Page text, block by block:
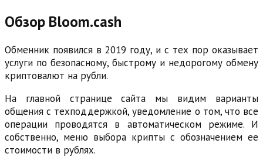
Обзор Bloom.cash
Обменник появился в 2019 году, и с тех пор оказывает
услуги по безопасному, быстрому и недорогому обмену
криптовалют на рубли.
На главной странице сайта мы видим варианты
общения с техподдержкой, уведомление о том, что все
операции проводятся в автоматическом режиме. И
собственно, меню выбора крипты с обозначением ее
стоимости в рублях.